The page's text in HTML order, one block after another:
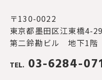
〒130-0022
東京都墨田区江東橋4-
第二鈴勘ビル 地下1階
TEL. 03-6284-